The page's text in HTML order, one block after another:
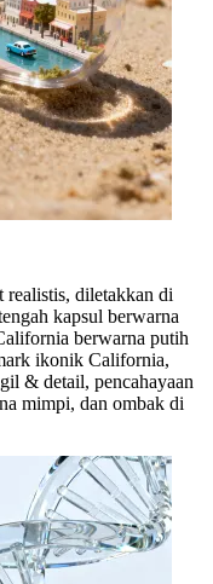
diletakkan di
kapsul berwarna
berwarna putih
ikonik California,
& detail, pencahayaan
mimpi, dan ombak di